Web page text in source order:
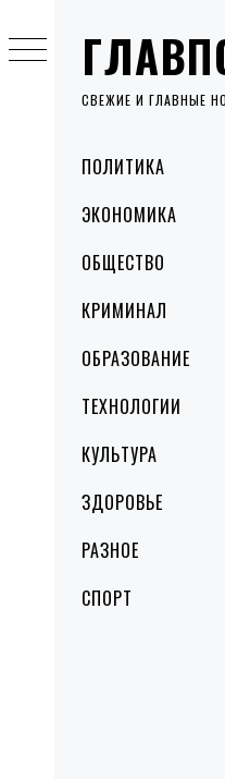
СВЕЖИЕ И ГЛАВНЫЕ
MenuПОЛИТИКА
ЭКОНОМИКА
ОБЩЕСТВО
КРИМИНАЛ
ОБРАЗОВАНИЕ
ТЕХНОЛОГИИ
КУЛЬТУРА
ЗДОРОВЬЕ
РАЗНОЕ
СПОРТ
to
content